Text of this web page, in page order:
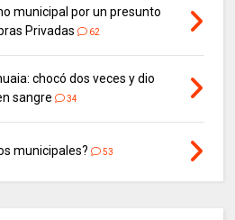
municipal por un presunto
Privadas
62
chocó dos veces y dio
sangre
34
municipales? 53